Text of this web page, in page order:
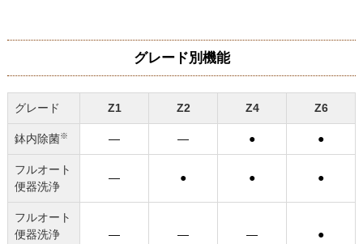
グレード別機能
グレード Z1 Z2 Z4 Z6
鉢内除菌※ ― ― ● ●
フルオート
便器洗浄
― ● ● ●
フルオート
便器洗浄
― ― ― ●